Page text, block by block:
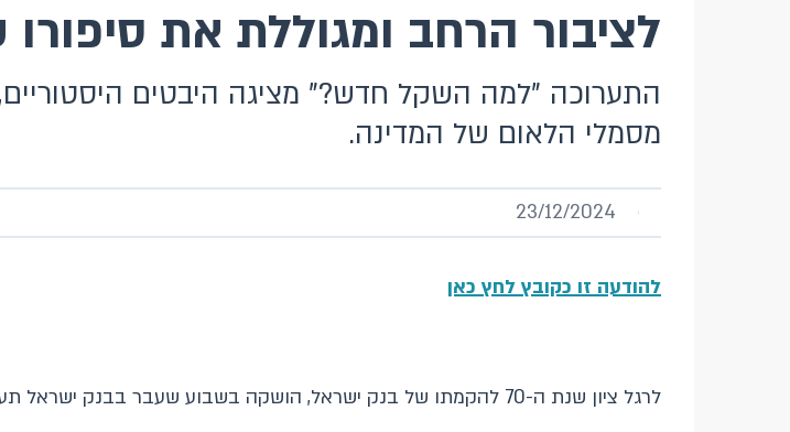
לציבור הרחב ומגוללת את
התערוכה "למה השקל חדש?" מציגה היבטים
מסמלי הלאום של המדינה.
23/12/2024
להודעה זו כקובץ לחץ כאן
לרגל ציון שנת ה-70 להקמתו של בנק ישראל, הושקה בשבוע שעבר בבנק ישראל תערוכה המגוללת את סיפורו הייחודי של השקל הישראלי.